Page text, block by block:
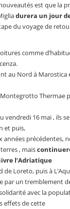
est que la
durera un jour
du voyage de
comme
au Nord à Marostica
Thermae
vendredi 16 mai , ils
et puis,
années précédentes,
, mais
l’Adriatique
de Loreto, puis à
par un tremblement
avec la
effets de cette